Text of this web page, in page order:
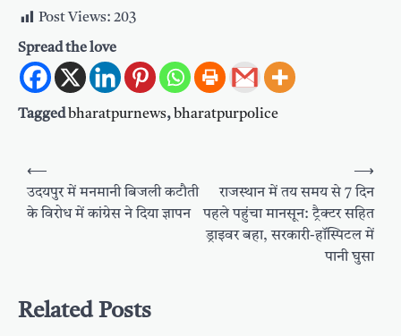
Post Views: 203
Spread the love
Taggedbharatpurnews, bharatpurpolice
Post
navigation
⟵
उदयपुर में मनमानी बिजली कटौती
के विरोध में कांग्रेस ने दिया ज्ञापन
राजस्थान में तय समय से 7 दिन
पहले पहुंचा मानसून: ट्रैक्टर सहित
ड्राइवर बहा, सरकारी-हॉस्पिटल में
पानी घुसा
⟶
Related Posts